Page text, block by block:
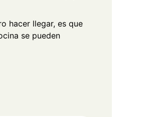
hacer llegar, es que
se pueden